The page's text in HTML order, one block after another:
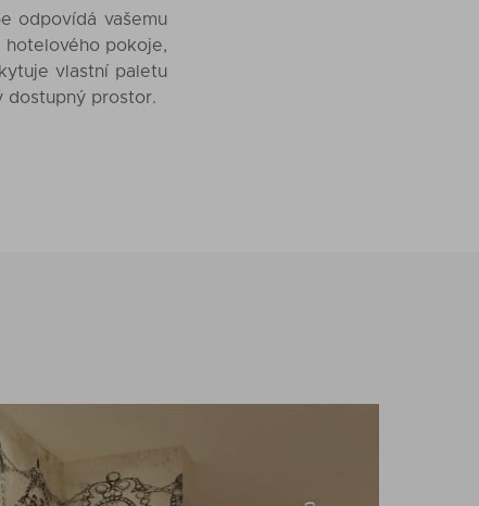
odpovídá vašemu
pokoje,
vlastní paletu
dostupný prostor.